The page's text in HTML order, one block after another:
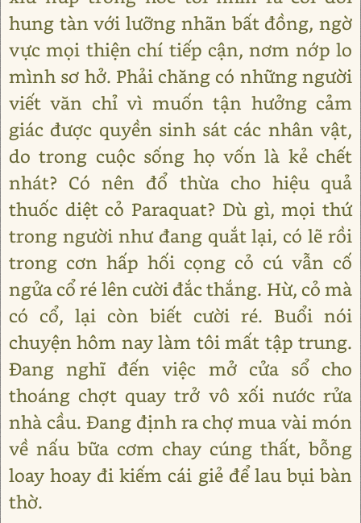
hung tàn với lưỡng nhãn bất đồng, ngờ
vực mọi thiện chí tiếp cận, nơm nớp lo
mình sơ hở. Phải chăng có những người
viết văn chỉ vì muốn tận hưởng cảm
giác được quyền sinh sát các nhân vật,
do trong cuộc sống họ vốn là kẻ chết
nhát? Có nên đổ thừa cho hiệu quả
thuốc diệt cỏ Paraquat? Dù gì, mọi thứ
trong người như đang quắt lại, có lẽ rồi
trong cơn hấp hối cọng cỏ cú vẫn cố
ngửa cổ ré lên cười đắc thắng. Hừ, cỏ mà
có cổ, lại còn biết cười ré. Buổi nói
chuyện hôm nay làm tôi mất tập trung.
Đang nghĩ đến việc mở cửa sổ cho
thoáng chợt quay trở vô xối nước rửa
nhà cầu. Đang định ra chợ mua vài món
về nấu bữa cơm chay cúng thất, bỗng
loay hoay đi kiếm cái giẻ để lau bụi bàn
thờ.